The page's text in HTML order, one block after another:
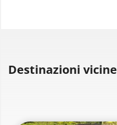
Destinazioni vicine